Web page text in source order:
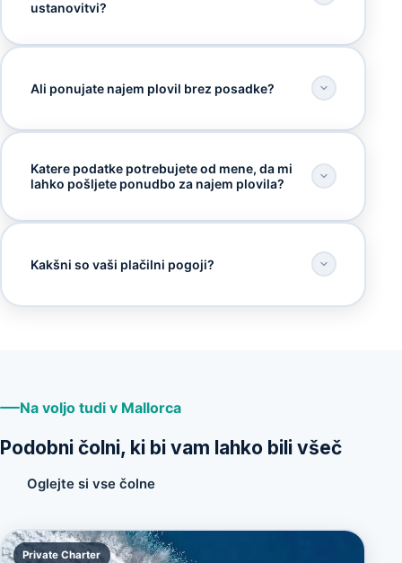
ustanovitvi?
Ali ponujate najem plovil brez posadke?
Katere podatke potrebujete od mene, da mi
lahko pošljete ponudbo za najem plovila?
Kakšni so vaši plačilni pogoji?
Na voljo tudi v Mallorca
Podobni čolni, ki bi vam lahko bili všeč
Oglejte si vse čolne
Private Charter